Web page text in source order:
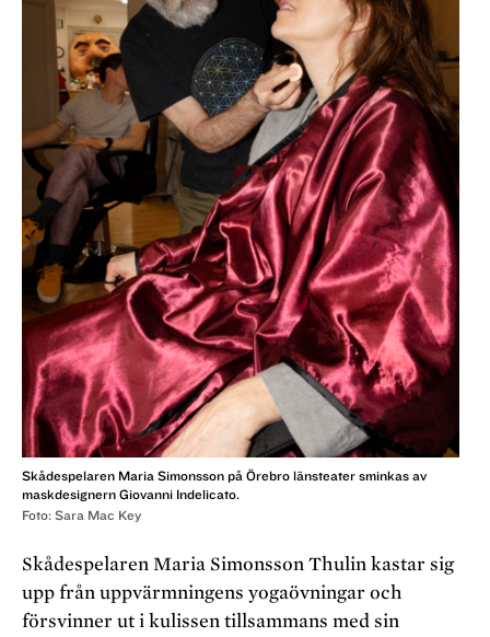
Skådespelaren Maria Simonsson på Örebro länsteater sminkas av
maskdesignern Giovanni Indelicato.
Foto: Sara Mac Key
Skådespelaren Maria Simonsson Thulin kastar sig
upp från uppvärmningens yoga­övningar och
försvinner ut i kulissen till­sammans med sin